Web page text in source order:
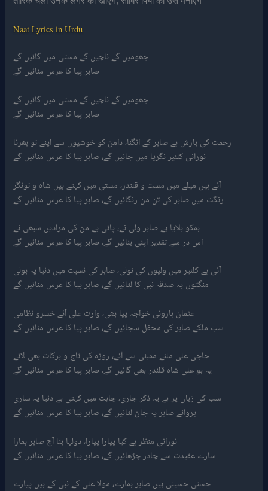
Naat Lyrics in Urdu
جھومیں گے ناچیں گے مستی میں گائیں گے
صابر پیا کا عرس منائیں گے
جھومیں گے ناچیں گے مستی میں گائیں گے
صابر پیا کا عرس منائیں گے
رحمت کی بارش ہے صابر کے انگنا، دامن کو خوشیوں سے اپنے تو بھرنا
نورانی کلئیر نگریا میں جائیں گے، صابر پیا کا عرس منائیں گے
آئے ہیں میلے میں مست و قلندر، مستی میں کہتے ہیں شاہ و تونگر
رنگت میں صابر کی تن من رنگائیں گے، صابر پیا کا عرس منائیں گے
ہمکو بلایا ہے صابر ولی نے، پائی ہے من کی مرادیں سبھی نے
اس در سے تقدیر اپنی بنائیں گے، صابر پیا کا عرس منائیں گے
آئی ہے کلئیر میں ولیوں کی ٹولی، صابر کی نسبت میں دنیا یہ بولی
منگتوں پہ صدقہ نبی کا لٹائیں گے، صابر پیا کا عرس منائیں گے
عثمان ہارونی خواجہ پیا بھی، وارث علی آئے خسرو نظامی
سب ملکے صابر کی محفل سجائیں گے، صابر پیا کا عرس منائیں گے
حاجی علی ملنے ممبئی سے آئے، روزہ کی تاج و برکات بھی لائے
یہ بو علی شاہ قلندر بھی گائیں گے، صابر پیا کا عرس منائیں گے
سب کی زباں پر ہے یہ ذکر جاری، چاہت میں کہتی ہے دنیا یہ ساری
پروانے صابر پہ جان لٹائیں گے، صابر پیا کا عرس منائیں گے
نورانی منظر ہے کیا پیارا پیارا، دولہا بنا آج صابر ہمارا
سارے عقیدت سے چادر چڑھائیں گے، صابر پیا کا عرس منائیں گے
حسنی حسینی ہیں صابر ہمارے، مولا علی کے نبی کے ہیں پیارے